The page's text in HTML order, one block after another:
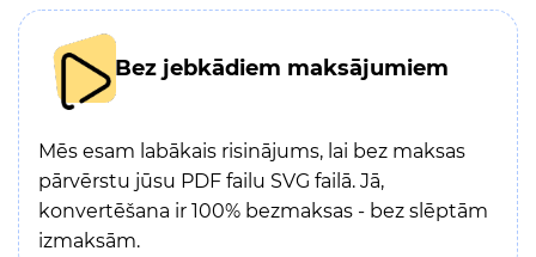
Bez jebkādiem maksājumiem
Mēs esam labākais risinājums, lai bez maksas
pārvērstu jūsu PDF failu SVG failā. Jā,
konvertēšana ir 100% bezmaksas - bez slēptām
izmaksām.